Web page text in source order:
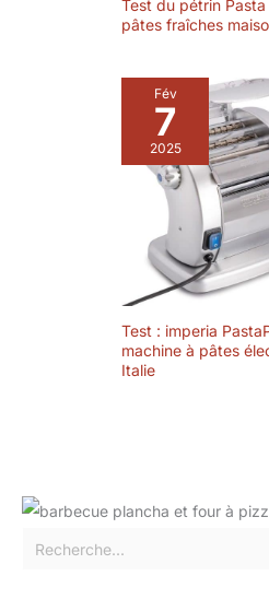
Test du pétrin
pâtes fraîches
Fév
7
2025
Test : imperia
machine à pâtes
Italie